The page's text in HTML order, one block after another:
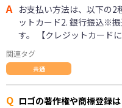
A お支払い方法は、以下の2
ットカード2. 銀行振込※
す。 【クレジットカード
関連タグ
共通
Q ロゴの著作権や商標登録